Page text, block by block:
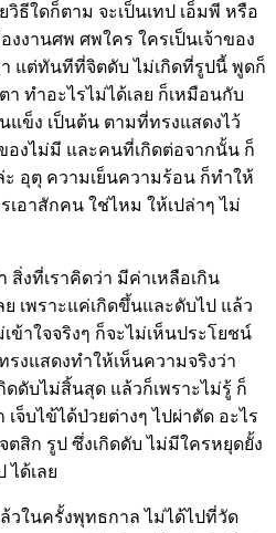
วิธีใดก็ตาม จะเป็นเทป เอ็มพี หรือ
งงานศพ ศพใคร ใครเป็นเจ้าของ
แต่ทันทีที่จิตดับ ไม่เกิดที่รูปนี้ พูดก็
ทำอะไรไม่ได้เลย ก็เหมือนกับ
ข็ง เป็นต้น ตามที่ทรงแสดงไว้
ของไม่มี และคนที่เกิดต่อจากนั้น ก็
ะ อุตุ ความเย็นความร้อน ก็ทำให้
เอาสักคน ใช่ไหม ให้เปล่าๆ ไม่
สิ่งที่เราคิดว่า มีค่าเหลือเกิน
เพราะแค่เกิดขึ้นและดับไป แล้ว
าใจจริงๆ ก็จะไม่เห็นประโยชน์
งแสดงทำให้เห็นความจริงว่า
ดดับไม่สิ้นสุด แล้วก็เพราะไม่รู้ ก็
จ็บไข้ได้ป่วยต่างๆ ไปผ่าตัด อะไร
ตสิก รูป ซึ่งเกิดดับ ไม่มีใครหยุดยั้ง
ได้เลย
วในครั้งพุทธกาล ไม่ได้ไปที่วัด